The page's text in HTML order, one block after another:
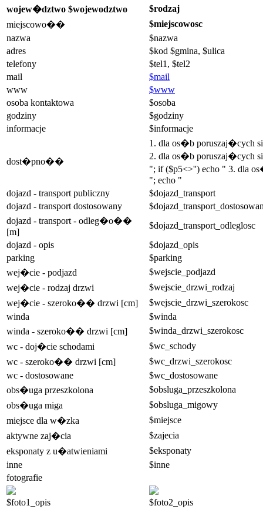
wojew�dztwo $wojewodztwo
$rodzaj
miejscowo��
$miejscowosc
nazwa
$nazwa
adres
$kod $gmina, $ulica
telefony
$tel1, $tel2
mail
$mail
www
$www
osoba kontaktowa
$osoba
godziny
$godziny
informacje
$informacje
dost�pno��
1. dla os�b poruszaj�cych
2. dla os�b poruszaj�cych
"; if ($p5<>'') echo " 3. dla
"; echo "
dojazd - transport publiczny
$dojazd_transport
dojazd - transport dostosowany
dojazd - transport - odleg�o��
[m]
$dojazd_transport_odleglosc
dojazd - opis
$dojazd_opis
parking
$parking
wej�cie - podjazd
$wejscie_podjazd
wej�cie - rodzaj drzwi
$wejscie_drzwi_rodzaj
wej�cie - szeroko�� drzwi [cm]
$wejscie_drzwi_szerokosc
winda
$winda
winda - szeroko�� drzwi [cm]
$winda_drzwi_szerokosc
wc - doj�cie schodami
$wc_schody
wc - szeroko�� drzwi [cm]
$wc_drzwi_szerokosc
wc - dostosowane
$wc_dostosowane
obs�uga przeszkolona
$obsluga_przeszkolona
obs�uga miga
$obsluga_migowy
miejsce dla w�zka
$miejsce
aktywne zaj�cia
$zajecia
eksponaty z u�atwieniami
$eksponaty
inne
$inne
fotografie
$foto1_opis $foto2_opis